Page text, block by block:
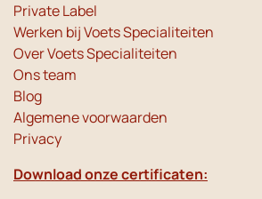
Private Label
Werken bij Voets Specialiteiten
Over Voets Specialiteiten
Ons team
Blog
Algemene voorwaarden
Privacy
Download onze certificaten: